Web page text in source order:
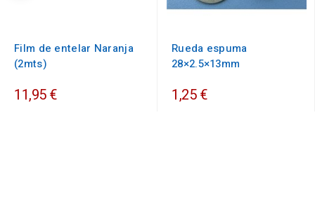
Film de entelar Naranja
(2mts)
11,95 €
Rueda espuma
28×2.5×13mm
1,25 €